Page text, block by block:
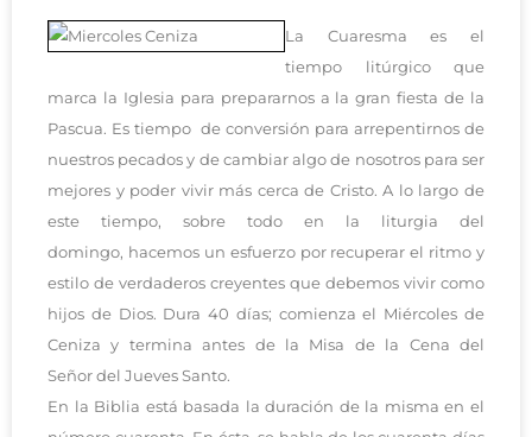
La Cuaresma es el
tiempo litúrgico que
marca la Iglesia para prepararnos a la gran fiesta de la
Pascua. Es tiempo de conversión para arrepentirnos de
nuestros pecados y de cambiar algo de nosotros para ser
mejores y poder vivir más cerca de Cristo. A lo largo de
este tiempo, sobre todo en la liturgia del
domingo, hacemos un esfuerzo por recuperar el ritmo y
estilo de verdaderos creyentes que debemos vivir como
hijos de Dios. Dura 40 días; comienza el Miércoles de
Ceniza y termina antes de la Misa de la Cena del
Señor del Jueves Santo.
En la Biblia está basada la duración de la misma en el